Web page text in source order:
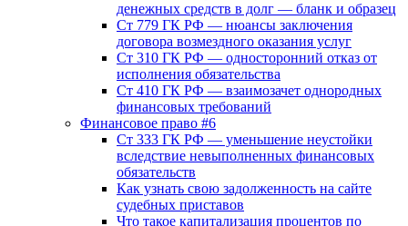
денежных средств в долг — бланк и образец
Ст 779 ГК РФ — нюансы заключения
договора возмездного оказания услуг
Ст 310 ГК РФ — односторонний отказ от
исполнения обязательства
Ст 410 ГК РФ — взаимозачет однородных
финансовых требований
Финансовое право #6
Ст 333 ГК РФ — уменьшение неустойки
вследствие невыполненных финансовых
обязательств
Как узнать свою задолженность на сайте
судебных приставов
Что такое капитализация процентов по